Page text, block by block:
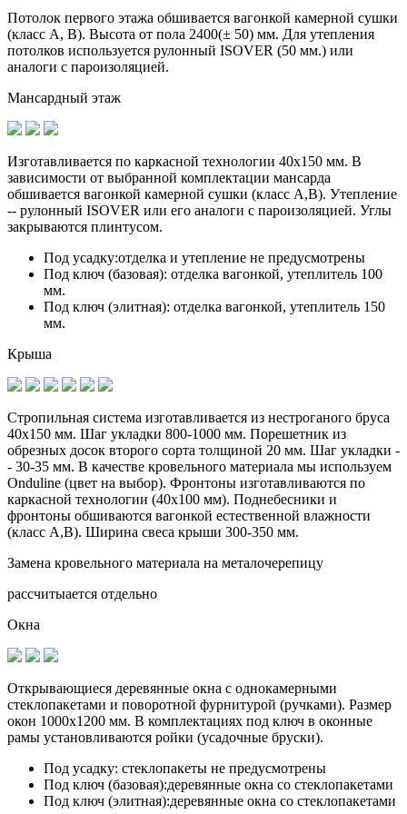
Потолок первого этажа обшивается вагонкой камерной сушки
(класс A, B). Высота от пола 2400(± 50) мм. Для утепления
потолков используется рулонный ISOVER (50 мм.) или
аналоги с пароизоляцией.
Мансардный этаж
Изготавливается по каркасной технологии 40х150 мм. В
зависимости от выбранной комплектации мансарда
обшивается вагонкой камерной сушки (класс А,В). Утепление
-- рулонный ISOVER или его аналоги с пароизоляцией. Углы
закрываются плинтусом.
Под усадку:отделка и утепление не предусмотрены
Под ключ (базовая): отделка вагонкой, утеплитель 100
мм.
Под ключ (элитная): отделка вагонкой, утеплитель 150
мм.
Крыша
Стропильная система изготавливается из нестроганого бруса
40х150 мм. Шаг укладки 800-1000 мм. Порешетник из
обрезных досок второго сорта толщиной 20 мм. Шаг укладки -
- 30-35 мм. В качестве кровельного материала мы используем
Onduline (цвет на выбор). Фронтоны изготавливаются по
каркасной технологии (40х100 мм). Поднебесники и
фронтоны обшиваются вагонкой естественной влажности
(класс А,В). Ширина свеса крыши 300-350 мм.
Замена кровельного материала на металочерепицу
рассчитыается отдельно
Окна
Открывающиеся деревянные окна с однокамерными
стеклопакетами и поворотной фурнитурой (ручками). Размер
окон 1000х1200 мм. В комплектациях под ключ в оконные
рамы установливаются ройки (усадочные бруски).
Под усадку: стеклопакеты не предусмотрены
Под ключ (базовая):деревянные окна со стеклопакетами
Под ключ (элитная):деревянные окна со стеклопакетами